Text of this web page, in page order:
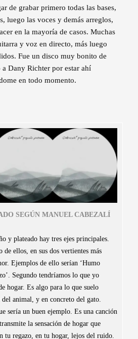
de grabar primero todas las bases,
luego las voces y demás arreglos,
en la mayoría de casos. Muchas
y voz en directo, más luego
Fue un disco muy bonito de
Dany Richter por estar ahí
en todo momento.
SEGÚN MANUEL CABEZALÍ
y plateado hay tres ejes principales.
ellos, en sus dos vertientes más
Ejemplos de ello serían ‘Humo
Segundo tendríamos lo que yo
hogar. Es algo para lo que suelo
animal, y en concreto del gato.
sería un buen ejemplo. Es una canción
la sensación de hogar que
tu regazo, en tu hogar, lejos del ruido.